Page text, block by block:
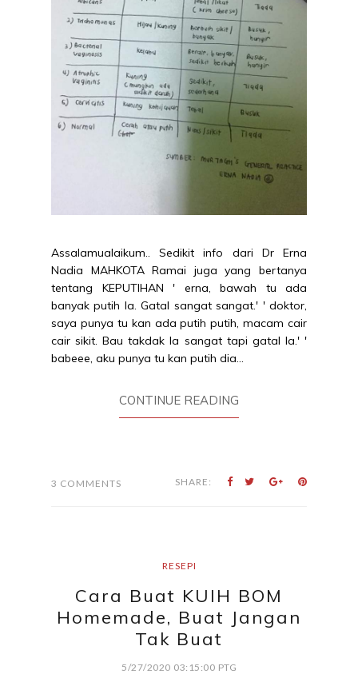
Assalamualaikum.. Sedikit info dari Dr Erna
Nadia MAHKOTA Ramai juga yang bertanya
tentang KEPUTIHAN ' erna, bawah tu ada
banyak putih la. Gatal sangat sangat.' ' doktor,
saya punya tu kan ada putih putih, macam cair
cair sikit. Bau takdak la sangat tapi gatal la.' '
babeee, aku punya tu kan putih dia...
CONTINUE READING
3 COMMENTS SHARE:
RESEPI
Cara Buat KUIH BOM
Homemade, Buat Jangan
Tak Buat
5/27/2020 03:15:00 PTG